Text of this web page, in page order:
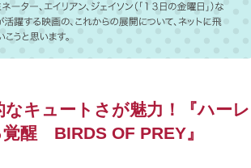
キュートさが魅力！『ハーレ
醒 BIRDS OF PREY』